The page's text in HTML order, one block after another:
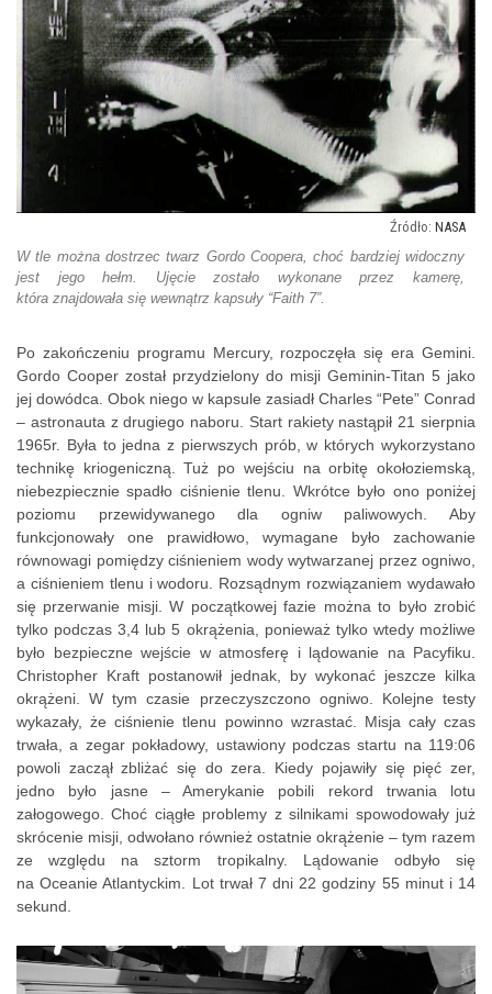
NASA
W tle można dostrzec twarz Gordo Coopera, choć bardziej widoczny
jest jego hełm. Ujęcie zostało wykonane przez kamerę,
która znajdowała się wewnątrz kapsuły “Faith 7”.
Po zakończeniu programu Mercury, rozpoczęła się era Gemini.
Gordo Cooper został przydzielony do misji Geminin-Titan 5 jako
jej dowódca. Obok niego w kapsule zasiadł Charles “Pete” Conrad
– astronauta z drugiego naboru. Start rakiety nastąpił 21 sierpnia
1965r. Była to jedna z pierwszych prób, w których wykorzystano
technikę kriogeniczną. Tuż po wejściu na orbitę okołoziemską,
niebezpiecznie spadło ciśnienie tlenu. Wkrótce było ono poniżej
poziomu przewidywanego dla ogniw paliwowych. Aby
funkcjonowały one prawidłowo, wymagane było zachowanie
równowagi pomiędzy ciśnieniem wody wytwarzanej przez ogniwo,
a ciśnieniem tlenu i wodoru. Rozsądnym rozwiązaniem wydawało
się przerwanie misji. W początkowej fazie można to było zrobić
tylko podczas 3,4 lub 5 okrążenia, ponieważ tylko wtedy możliwe
było bezpieczne wejście w atmosferę i lądowanie na Pacyfiku.
Christopher Kraft postanowił jednak, by wykonać jeszcze kilka
okrążeni. W tym czasie przeczyszczono ogniwo. Kolejne testy
wykazały, że ciśnienie tlenu powinno wzrastać. Misja cały czas
trwała, a zegar pokładowy, ustawiony podczas startu na 119:06
powoli zaczął zbliżać się do zera. Kiedy pojawiły się pięć zer,
jedno było jasne – Amerykanie pobili rekord trwania lotu
załogowego. Choć ciągłe problemy z silnikami spowodowały już
skrócenie misji, odwołano również ostatnie okrążenie – tym razem
ze względu na sztorm tropikalny. Lądowanie odbyło się
na Oceanie Atlantyckim. Lot trwał 7 dni 22 godziny 55 minut i 14
sekund.